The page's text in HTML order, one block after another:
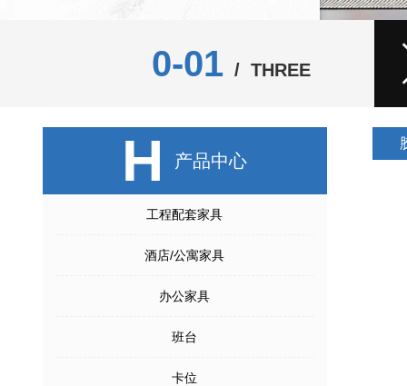
0-02 / THREE
H 产品中心
工程配套家具
酒店/公寓家具
办公家具
班台
卡位